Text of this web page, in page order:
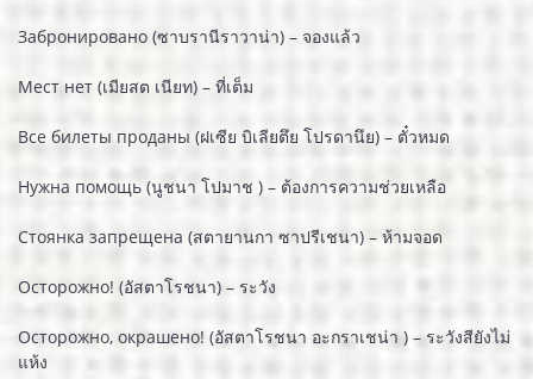
Забронировано (ซาบรานีราวาน่า) – จองแล้ว
Мест нет (เมียสต เนียท) – ที่เต็ม
Все билеты проданы (ฝเซีย บิเลียตึย โปรดานึย) – ตั๋วหมด
Нужна помощь (นูชนา โปมาช ) – ต้องการความช่วยเหลือ
Стоянка запрещена (สตายานกา ซาปรีเชนา) – ห้ามจอด
Осторожно! (อัสตาโรชนา) – ระวัง
Осторожно, окрашено! (อัสตาโรชนา อะกราเชน่า ) – ระวังสียังไม่
แห้ง